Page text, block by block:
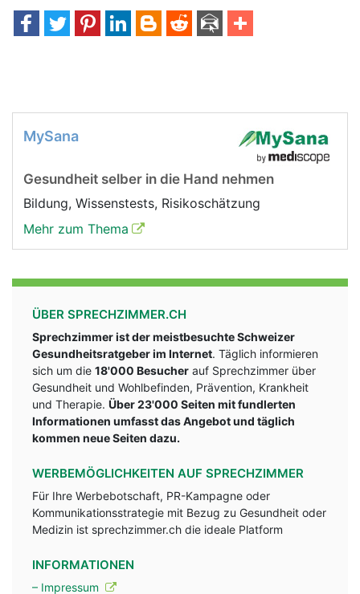
MySana
Gesundheit selber in die Hand nehmen
Bildung, Wissenstests, Risikoschätzung
Mehr zum Thema
ÜBER SPRECHZIMMER.CH
Sprechzimmer ist der meistbesuchte Schweizer
Gesundheitsratgeber im Internet. Täglich informieren
sich um die 18'000 Besucher auf Sprechzimmer über
Gesundheit und Wohlbefinden, Prävention, Krankheit
und Therapie. Über 23'000 Seiten mit fundlerten
Informationen umfasst das Angebot und täglich
kommen neue Seiten dazu.
WERBEMÖGLICHKEITEN AUF SPRECHZIMMER
Für Ihre Werbebotschaft, PR-Kampagne oder
Kommunikationsstrategie mit Bezug zu Gesundheit oder
Medizin ist sprechzimmer.ch die ideale Platform
INFORMATIONEN
– Impressum